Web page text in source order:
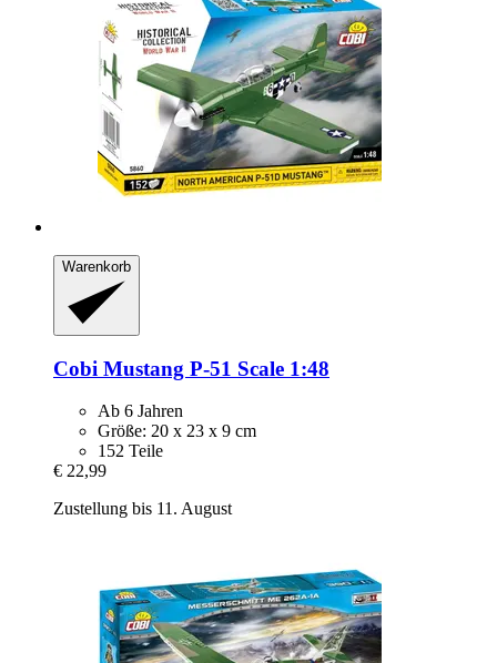
Warenkorb
Cobi Mustang P-​51 Scale 1:48
Ab 6 Jahren
Größe: 20 x 23 x 9 cm
152 Teile
€ 22,99
Zustellung bis 11. August